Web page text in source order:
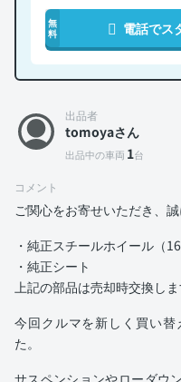
無
料
電話でス
出品者
tomoyaさん
出品中の車両 1台
コメント
ご関心をお寄せいただき、
・純正スチールホイール（16
・純正シート
上記の部品は売却時交換しま
今回クルマを新しく買い
た。
サスペンションやローダウ